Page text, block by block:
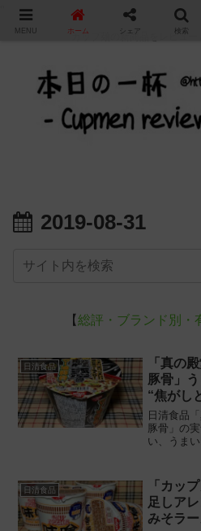
カップ麺の新商品をレビュー
2019-08-31
【総評・ブランド別・
日清食品
「真の
豚骨」
“焦がし
日清食品
豚骨」の
い、うま
ニクが効
説、実際
日清食品
「カッ
足しア
みそラ
MENU ホーム シェア 検索